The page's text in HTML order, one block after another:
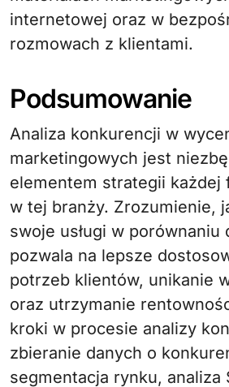
internetowej oraz w
rozmowach z klientami.
Podsumowanie
Analiza konkurencji w
marketingowych jest
elementem strategii każdej
w tej branży. Zrozumienie,
swoje usługi w porównaniu
pozwala na lepsze
potrzeb klientów, unikanie
oraz utrzymanie
kroki w procesie analizy
zbieranie danych o
segmentacja rynku, analiza